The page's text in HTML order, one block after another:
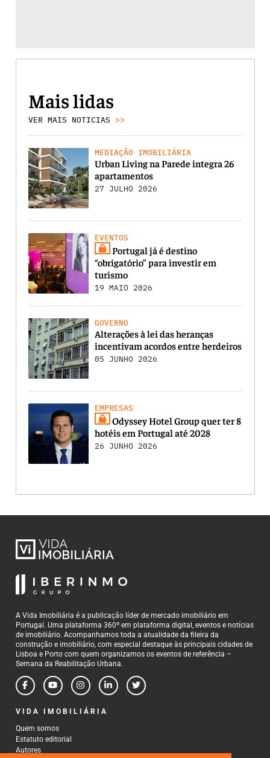
Mais lidas
VER MAIS NOTICIAS >>
MEDIAÇÃO IMOBILIÁRIA
Urban Living na Parede integra 26
apartamentos
27 JULHO 2026
EVENTOS
Portugal já é destino
“obrigatório” para investir em
turismo
19 MAIO 2026
GOVERNO
Alterações à lei das heranças
incentivam acordos entre herdeiros
05 JUNHO 2026
EMPRESAS
Odyssey Hotel Group quer ter 8
hotéis em Portugal até 2028
26 JUNHO 2026
A Vida Imobiliária é a publicação líder de mercado imobiliário em
Portugal. Uma plataforma 360º em plataforma digital, eventos e notícias
de imobiliário. Acompanhamos toda a atualidade da fileira da
construção e imobiliário, com especial destaque às principais cidades de
Lisboa e Porto com quem organizamos os eventos de referência –
Semana da Reabilitação Urbana.
VIDA IMOBILIÁRIA
Quem somos
Estatuto editorial
Autores